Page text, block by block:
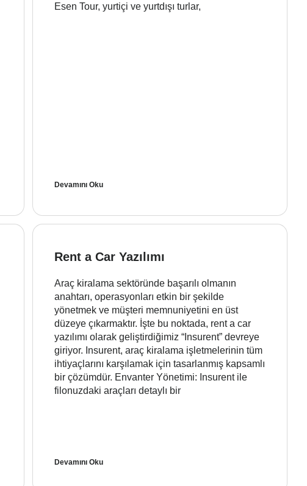
Esen Tour, yurtiçi ve yurtdışı turlar,
Devamını Oku
Rent a Car Yazılımı
Araç kiralama sektöründe başarılı olmanın
anahtarı, operasyonları etkin bir şekilde
yönetmek ve müşteri memnuniyetini en üst
düzeye çıkarmaktır. İşte bu noktada, rent a car
yazılımı olarak geliştirdiğimiz “Insurent” devreye
giriyor. Insurent, araç kiralama işletmelerinin tüm
ihtiyaçlarını karşılamak için tasarlanmış kapsamlı
bir çözümdür. Envanter Yönetimi: Insurent ile
filonuzdaki araçları detaylı bir
Devamını Oku